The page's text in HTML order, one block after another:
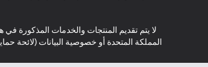
لا يتم تقديم المنتجات والخدمات المذكورة في
المملكة المتحدة أو خصوصية البيانات (لائحة